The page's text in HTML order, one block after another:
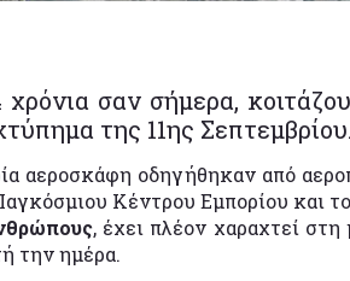
σαν σήμερα,
της 11ης Σεπτεμβρίου.
αεροσκάφη οδηγήθηκαν από
Κέντρου Εμπορίου και
, έχει πλέον χαραχτεί
την ημέρα.